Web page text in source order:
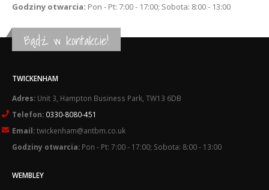
Godziny otwarcia: Pon - Pt: 7:00 - 17:00; Sobota: 8:00 - 13:00
Bądź w kontakcie!
TWICKENHAM
Adres: Unit 3, Hampton Business Park, TW13 6DB
Telefon: 0330-8080-451
Email:twickenham@antbm.co.uk
Godziny otwarcia: Pon - Pt: 7:00 - 17:00; Sobota: 8:00 - 13:00
WEMBLEY